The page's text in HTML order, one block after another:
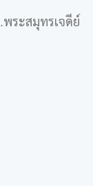
ระสมุทรเจดีย์